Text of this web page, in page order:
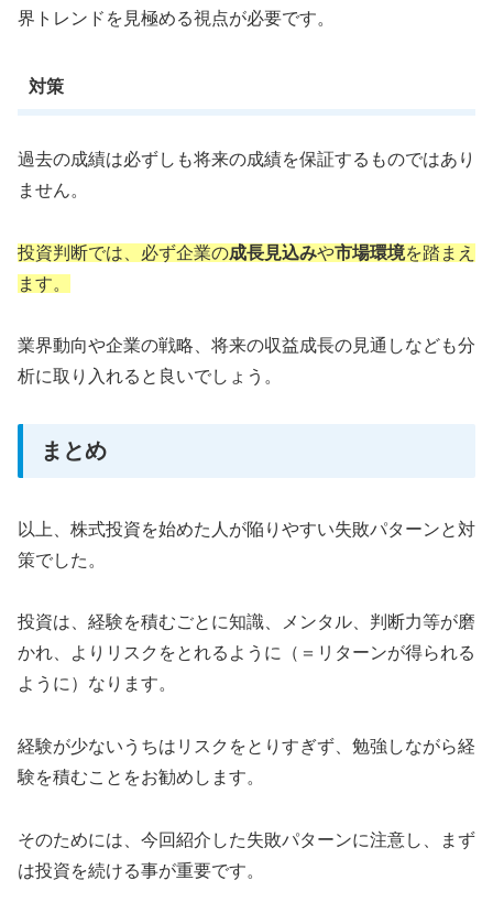
界トレンドを見極める視点が必要です。
対策
過去の成績は必ずしも将来の成績を保証するものではあり
ません。
投資判断では、必ず企業の成長見込みや市場環境を踏まえ
ます。
業界動向や企業の戦略、将来の収益成長の見通しなども分
析に取り入れると良いでしょう。
まとめ
以上、株式投資を始めた人が陥りやすい失敗パターンと対
策でした。
投資は、経験を積むごとに知識、メンタル、判断力等が磨
かれ、よりリスクをとれるように（＝リターンが得られる
ように）なります。
経験が少ないうちはリスクをとりすぎず、勉強しながら経
験を積むことをお勧めします。
そのためには、今回紹介した失敗パターンに注意し、まず
は投資を続ける事が重要です。